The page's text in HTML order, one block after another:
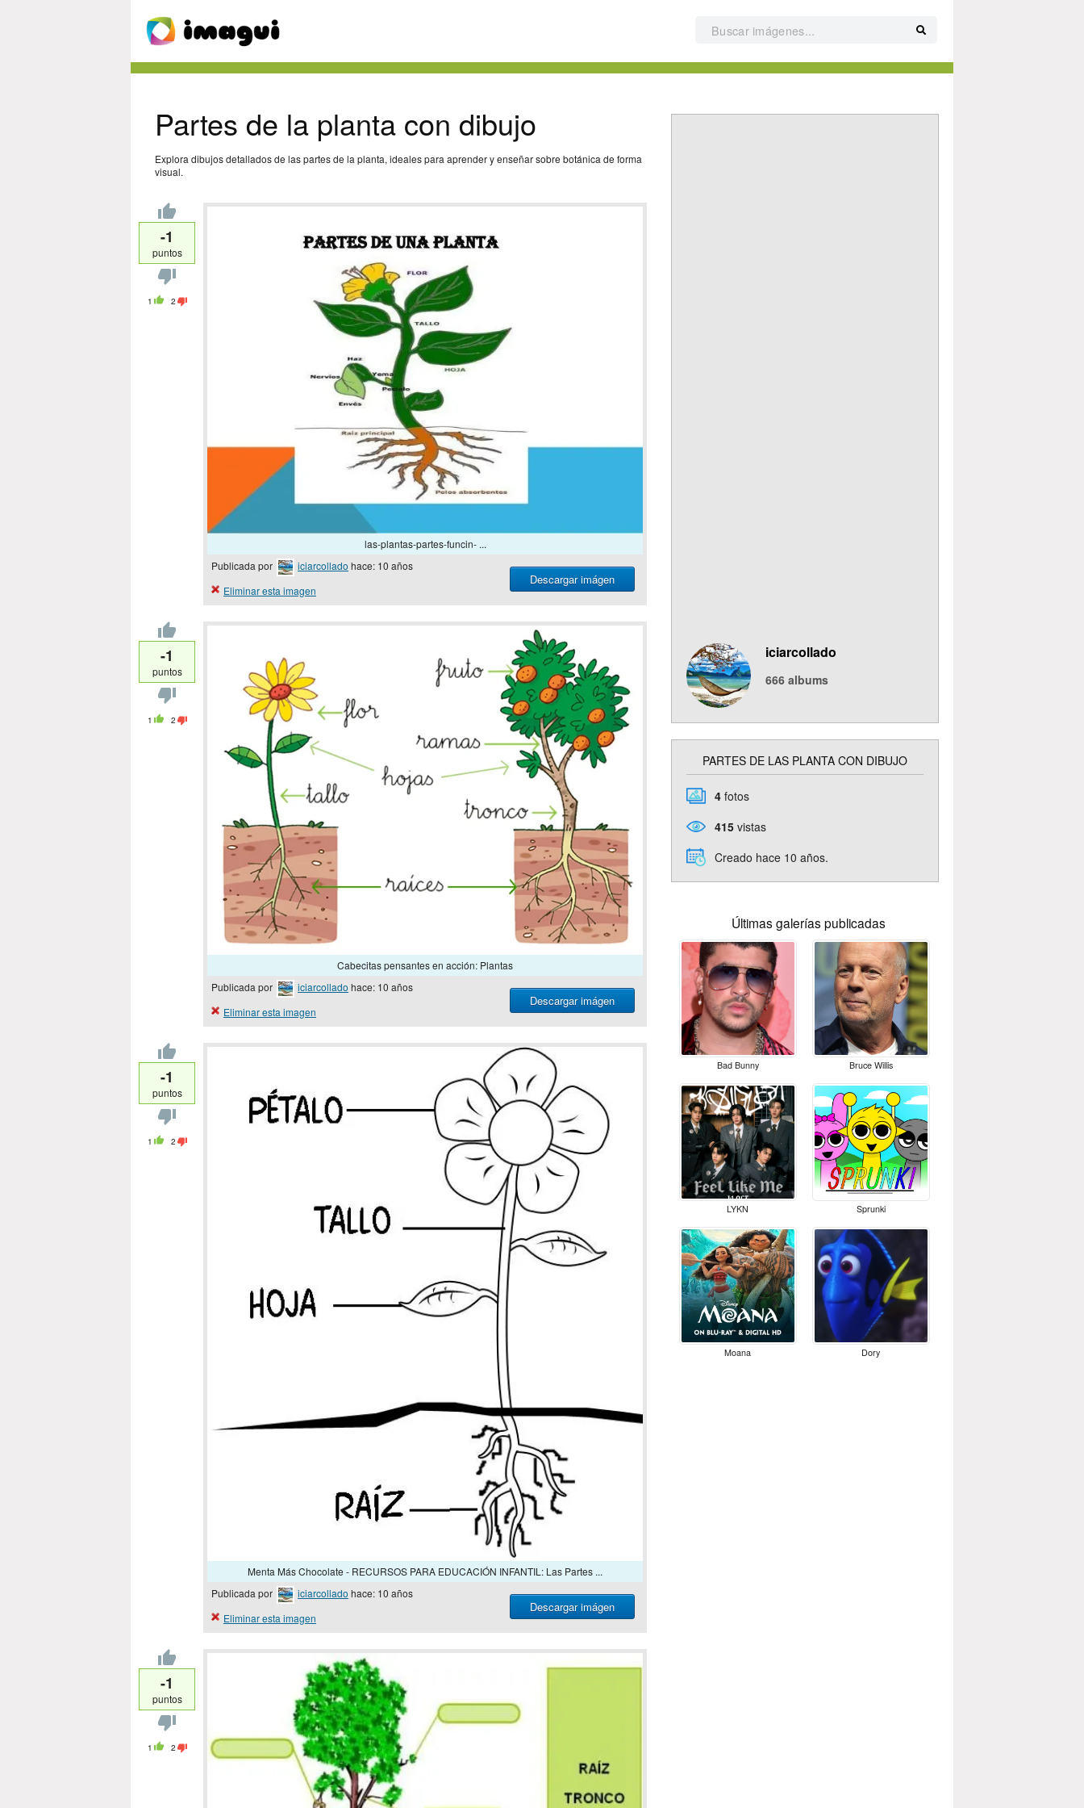
Partes de la planta con dibujo
Explora dibujos detallados de las partes de la planta, ideales para aprender y enseñar sobre botánica de forma
visual.
-1
puntos
1 2
las-plantas-partes-funcin- ...
Descargar imágen
Publicada por iciarcollado hace: 10 años
Eliminar esta imagen
-1
puntos
1 2
Cabecitas pensantes en acción: Plantas
Descargar imágen
Publicada por iciarcollado hace: 10 años
Eliminar esta imagen
-1
puntos
1 2
Menta Más Chocolate - RECURSOS PARA EDUCACIÓN INFANTIL: Las Partes ...
Descargar imágen
Publicada por iciarcollado hace: 10 años
Eliminar esta imagen
-1
puntos
1 2
iciarcollado
666 albums
PARTES DE LAS PLANTA CON DIBUJO
4 fotos
415 vistas
Creado hace 10 años.
Últimas galerías publicadas
Bad Bunny Bruce Willis
LYKN Sprunki
Moana Dory